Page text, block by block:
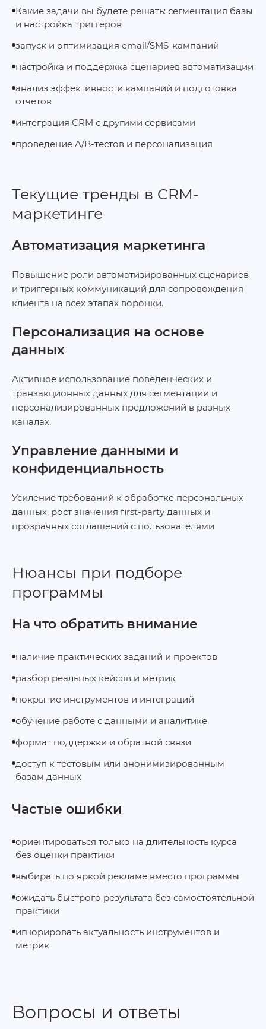
Какие задачи вы будете решать: сегментация базы
и настройка триггеров
запуск и оптимизация email/SMS-кампаний
настройка и поддержка сценариев автоматизации
анализ эффективности кампаний и подготовка
отчетов
интеграция CRM с другими сервисами
проведение A/B‑тестов и персонализация
Текущие тренды в CRM-
маркетинге
Автоматизация маркетинга
Повышение роли автоматизированных сценариев
и триггерных коммуникаций для сопровождения
клиента на всех этапах воронки.
Персонализация на основе
данных
Активное использование поведенческих и
транзакционных данных для сегментации и
персонализированных предложений в разных
каналах.
Управление данными и
конфиденциальность
Усиление требований к обработке персональных
данных, рост значения first‑party данных и
прозрачных соглашений с пользователями
Нюансы при подборе
программы
На что обратить внимание
наличие практических заданий и проектов
разбор реальных кейсов и метрик
покрытие инструментов и интеграций
обучение работе с данными и аналитике
формат поддержки и обратной связи
доступ к тестовым или анонимизированным
базам данных
Частые ошибки
ориентироваться только на длительность курса
без оценки практики
выбирать по яркой рекламе вместо программы
ожидать быстрого результата без самостоятельной
практики
игнорировать актуальность инструментов и
метрик
Вопросы и ответы